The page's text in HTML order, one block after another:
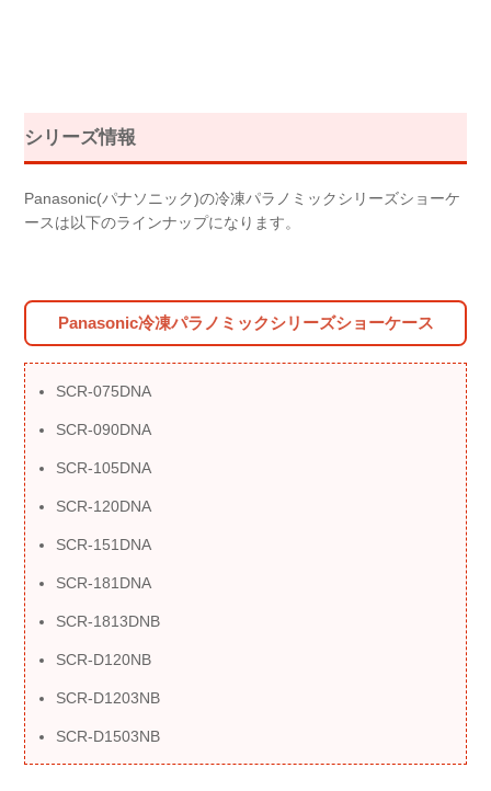
シリーズ情報
Panasonic(パナソニック)の冷凍パラノミックシリーズショーケ
ースは以下のラインナップになります。
Panasonic冷凍パラノミックシリーズショーケース
SCR-075DNA
SCR-090DNA
SCR-105DNA
SCR-120DNA
SCR-151DNA
SCR-181DNA
SCR-1813DNB
SCR-D120NB
SCR-D1203NB
SCR-D1503NB